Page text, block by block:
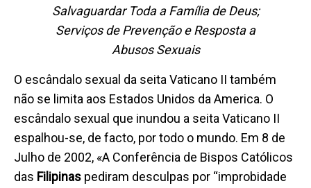
Salvaguardar Toda a Família de Deus;
Serviços de Prevenção e Resposta a
Abusos Sexuais
O escândalo sexual da seita Vaticano II também
não se limita aos Estados Unidos da America. O
escândalo sexual que inundou a seita Vaticano II
espalhou-se, de facto, por todo o mundo. Em 8 de
Julho de 2002, «A Conferência de Bispos Católicos
das Filipinas pediram desculpas por “improbidade